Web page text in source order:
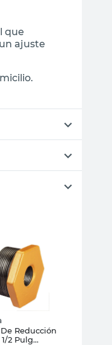
que
ajuste
Reducción
2 Pulg